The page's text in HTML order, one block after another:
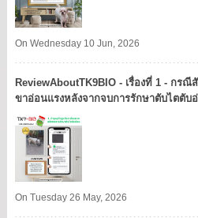
On Wednesday 10 Jun, 2026
ReviewAboutTK9BIO - เรื่องที่ 1 - กร
ขาอ่อนแรงหลังจากจบการรักษาตับไตตับ
On Tuesday 26 May, 2026